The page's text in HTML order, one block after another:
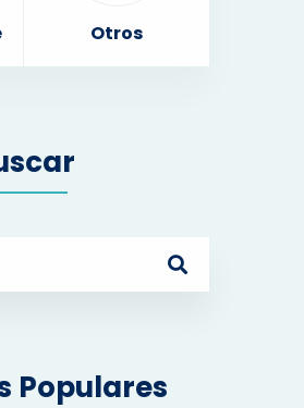
Otros
Populares